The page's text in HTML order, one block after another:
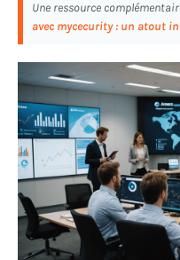
Une ressource
avec mycecurity : un atout